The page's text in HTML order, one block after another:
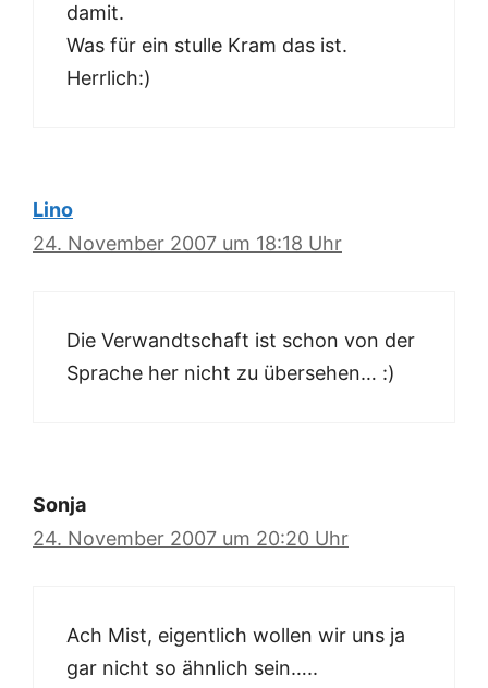
damit.
Was für ein stulle Kram das ist.
Herrlich:)
Lino
24. November 2007 um 18:18 Uhr
Die Verwandtschaft ist schon von der
Sprache her nicht zu übersehen… :)
Sonja
24. November 2007 um 20:20 Uhr
Ach Mist, eigentlich wollen wir uns ja
gar nicht so ähnlich sein…..